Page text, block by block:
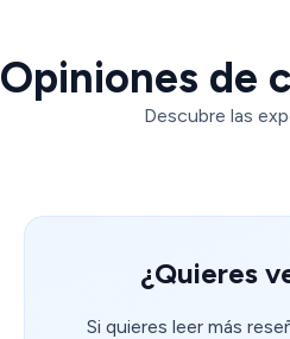
Opiniones de
Descubre las
¿Quieres
Si quieres leer más